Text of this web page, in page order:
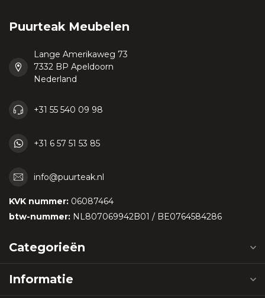
Puurteak Meubelen
Lange Amerikaweg 73
7332 BP Apeldoorn
Nederland
+31 55 540 09 98
+31 6 57 51 53 85
info@puurteak.nl
KVK nummer: 06087464
btw-nummer: NL807069942B01 / BE0764584286
Categorieën
Informatie